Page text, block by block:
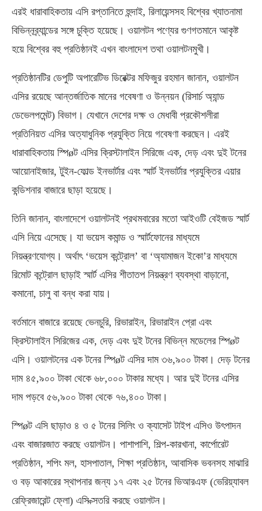
এরই ধারাবাহিকতায় এসি রপ্তানিতে হুন্দাই, রিলায়েন্সসহ বিশ্বের খ্যাতনামা
বিভিন্নব্র্যান্ডের সঙ্গে চুক্তি হয়েছে। ওয়ালটন পণ্যের গুণগতমানে আকৃষ্ট
হয়ে বিশ্বের বহু প্রতিষ্ঠানই এখন বাংলাদেশ তথা ওয়ালটনমুখী।
প্রতিষ্ঠানটির ডেপুটি অপারেটিভ ডিরেক্টর মফিজুর রহমান জানান, ওয়ালটন
এসির রয়েছে আন্তর্জাতিক মানের গবেষণা ও উন্নয়ন (রিসার্চ অ্যান্ড
ডেভেলপমেন্ট) বিভাগ। যেখানে দেশের দক্ষ ও মেধাবী প্রকৌশলীরা
প্রতিনিয়ত এসির অত্যাধুনিক প্রযুক্তি নিয়ে গবেষণা করছেন। এরই
ধারাবাহিকতায় স্পিøট এসির ক্রিস্টালাইন সিরিজে এক, দেড় এবং দুই টনের
আয়োনাইজার, টুইন-ফোল্ড ইনভার্টার এবং স্মার্ট ইনভার্টার প্রযুক্তির এয়ার
কন্ডিশনার বাজারে ছাড়া হয়েছে।
তিনি জানান, বাংলাদেশে ওয়ালটনই প্রথমবারের মতো আইওটি বেইজড স্মার্ট
এসি নিয়ে এসেছে। যা ভয়েস কমান্ড ও স্মার্টফোনের মাধ্যমে
নিয়ন্ত্রণযোগ্য। অর্থাৎ ‘ভয়েস কন্ট্রোল’ বা ‘অ্যামাজন ইকো’র মাধ্যমে
রিমোট কন্ট্রোল ছাড়াই স্মার্ট এসির শীতাতপ নিয়ন্ত্রণ ব্যবস্থা বাড়ানো,
কমানো, চালু বা বন্ধ করা যায়।
বর্তমানে বাজারে রয়েছে ভেনচুরি, রিভারাইন, রিভারাইন প্রো এবং
ক্রিস্টালাইন সিরিজের এক, দেড় এবং দুই টনের বিভিন্ন মডেলের স্পিøট
এসি। ওয়ালটনের এক টনের স্পিøট এসির দাম ৩৬,৯০০ টাকা। দেড় টনের
দাম ৪৫,৯০০ টাকা থেকে ৬৮,০০০ টাকার মধ্যে। আর দুই টনের এসির
দাম পড়বে ৫৬,৯০০ টাকা থেকে ৭৬,৪০০ টাকা।
স্পিøট এসি ছাড়াও ৪ ও ৫ টনের সিলিং ও ক্যাসেট টাইপ এসিও উৎপাদন
এবং বাজারজাত করছে ওয়ালটন। পাশাপাশি, শিল্প-কারখানা, কার্পোরেট
প্রতিষ্ঠান, শপিং মল, হাসপাতাল, শিক্ষা প্রতিষ্ঠান, আবাসিক ভবনসহ মাঝারি
ও বড় আকারের স্থাপনার জন্য ১৭ এবং ২৫ টনের ভিআরএফ (ভেরিয়্যাবল
রেফ্রিজারেন্ট ফ্লো) এসি ক্সতরি করছে ওয়ালটন।